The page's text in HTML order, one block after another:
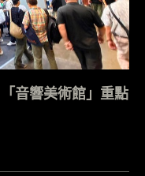
音響美術館」重點